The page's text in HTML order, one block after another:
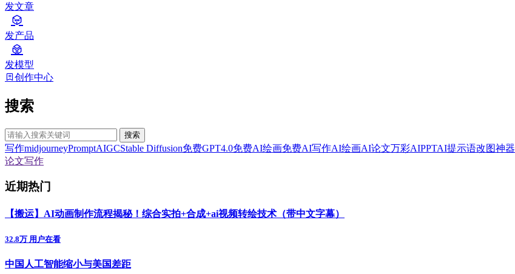
发文章
发产品
发模型
创作中心
搜索
搜索
写作midjourneyPromptAIGCStable Diffusion免费GPT4.0免费AI绘画免费AI写作AI绘画AI论文万彩AIPPTAI提示语改图神器
论文写作
近期热门
【搬运】AI动画制作流程揭秘！综合实拍+合成+ai视频转绘技术（带中文字幕）
32.8万 用户在看
中国人工智能缩小与美国差距